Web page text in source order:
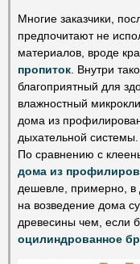
Многие заказчики,
предпочитают не
материалов, вроде
пропиток . Внутри
благоприятный для
влажностный
дома из
дыхательной системы.
По сравнению с
дома из
дешевле, примерно, в
на возведение дома
древесины чем, если
оцилиндрованное